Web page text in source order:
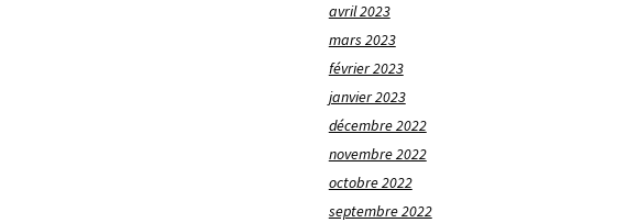
avril 2023
mars 2023
février 2023
janvier 2023
décembre 2022
novembre 2022
octobre 2022
septembre 2022